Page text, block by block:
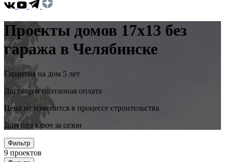
Проекты домов 17x13 без
гаража в Челябинске
Гарантия на дом 5 лет
Договор и поэтапная оплата
Цена не изменится в процессе строительства
Дом под ключ за сезон
Фильтр
9 проектов